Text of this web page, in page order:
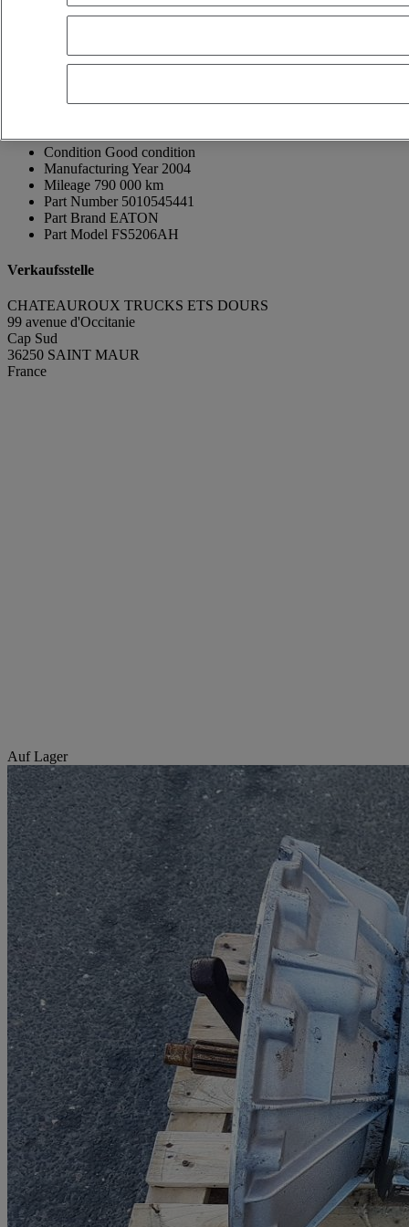
FR, ES, EN, DE
Model Midlum
Condition Good condition
Manufacturing Year 2004
Mileage 790 000 km
Part Number 5010545441
Part Brand EATON
Part Model FS5206AH
Verkaufsstelle
CHATEAUROUX TRUCKS ETS DOURS
99 avenue d'Occitanie
Cap Sud
36250 SAINT MAUR
France
Auf Lager